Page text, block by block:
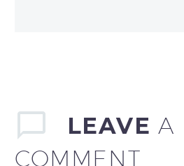
LEAVEA
COMMENT